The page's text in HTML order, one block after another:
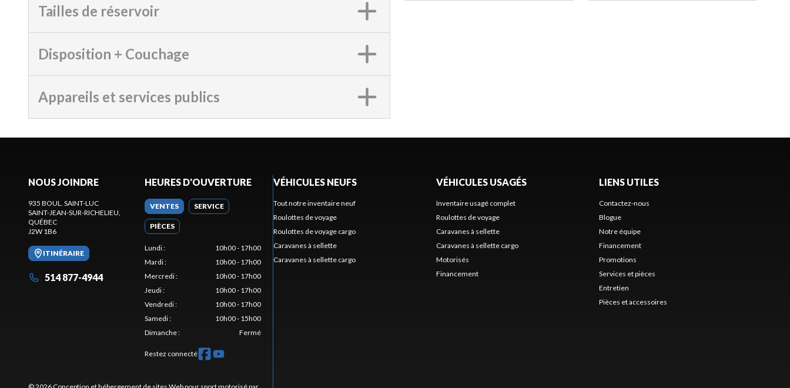
Tailles de réservoir
Disposition + Couchage
Appareils et services publics
NOUS JOINDRE
935 BOUL. SAINT-LUC
SAINT-JEAN-SUR-RICHELIEU
QUÉBEC
J2W 1B6
ITINÉRAIRE
514 877-4944
HEURES D'OUVERTURE
VENTES SERVICE
PIÈCES
Lundi:
10h00 - 17h00
Mardi:
10h00 - 17h00
Mercredi:
10h00 - 17h00
Jeudi:
10h00 - 17h00
Vendredi:
10h00 - 17h00
Samedi:
10h00 - 15h00
Dimanche: Fermé
Restez connecté
VÉHICULES NEUFS
Tout notre inventaire neuf
Roulottes de voyage
Roulottes de voyage cargo
Caravanes à sellette
Caravanes à sellette cargo
VÉHICULES USAGÉS
Inventaire usagé complet
Roulottes de voyage
Caravanes à sellette
Caravanes à sellette cargo
Motorisés
Financement
LIENS UTILES
Contactez-nous
Blogue
Notre équipe
Financement
Promotions
Services et pièces
Entretien
Pièces et accessoires